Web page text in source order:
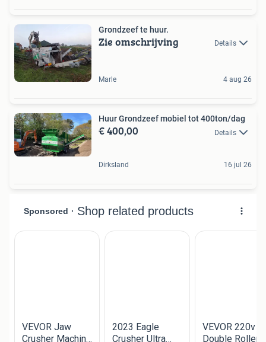
Grondzeef te huur.
Zie omschrijving Details
Marle 4 aug 26
Huur Grondzeef mobiel tot 400ton/dag
€ 400,00 Details
Dirksland 16 jul 26